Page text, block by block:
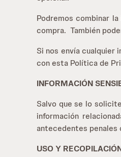
Podremos combinar
compra. También
Si nos envía cualquier
con esta Política de
INFORMACIÓN
Salvo que se lo
información
antecedentes
USO Y